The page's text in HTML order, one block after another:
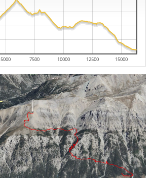
5000 7500 10000 12500 15000